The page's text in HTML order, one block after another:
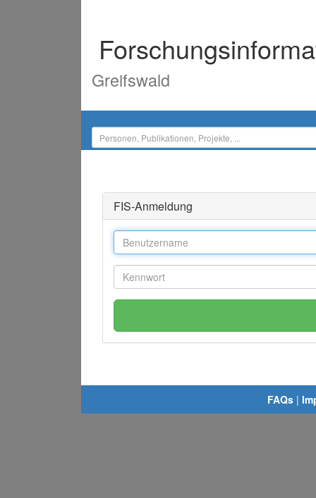
Greifswald
FIS-Anmeldung
FAQs |